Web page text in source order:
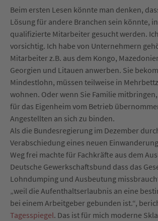
Beim ersten Lesen könnte man denken,
Lösung für andere Branchen sein könnte,
qualifizierte Mitarbeiter gesucht werden.
vorsichtig. Ich habe von Unternehmern
Mitarbeiter z.B. aus dem Kongo,
Georgien und Litauen anwerben. Sie
Mindestlohn, müssen teilweise in
wohnen. Oder wenn Sie Familie
für das Eigenheim vom Betrieb
Angestellten an sich zu binden.
Als die Bundesregierung im Dezember
Verabschiedung eines neuen
Weg frei machte für Fachkräfte aus dem
Deutsche Gewerkschaftsbund dass das
Lohndumping und Ausbeutung
„weil die Aufenthaltserlaubnis an eine
bei einem Arbeitgeber gebunden ist.“,
Tagesspiegel. Das ist für mich moderne